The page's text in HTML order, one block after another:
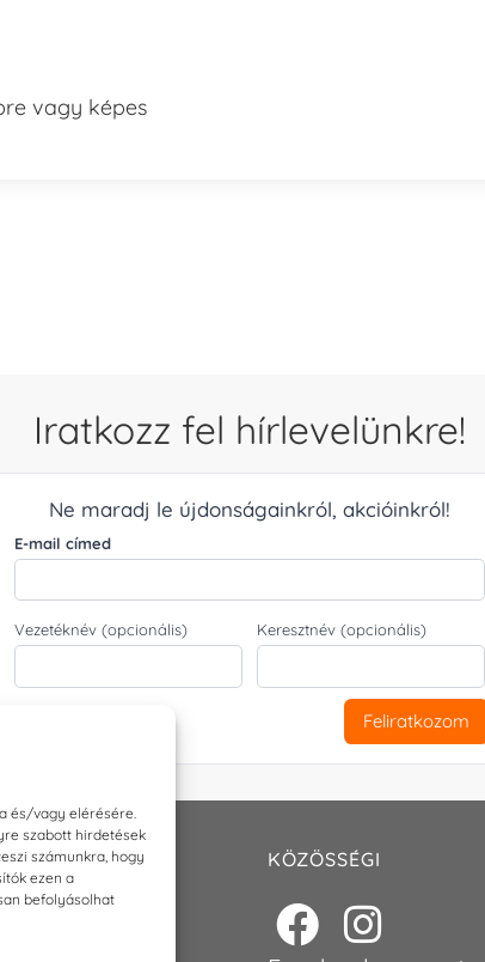
és/vagy elérésére.
szabott hirdetések
számunkra, hogy
ezen a
befolyásolhat
vagy képes
Iratkozz fel hírlevelünkre!
Ne maradj le újdonságainkról, akcióinkról!
E-mail címed
Vezetéknév (opcionális) Keresztnév (opcionális)
Feliratkozom
KÖZÖSSÉGI